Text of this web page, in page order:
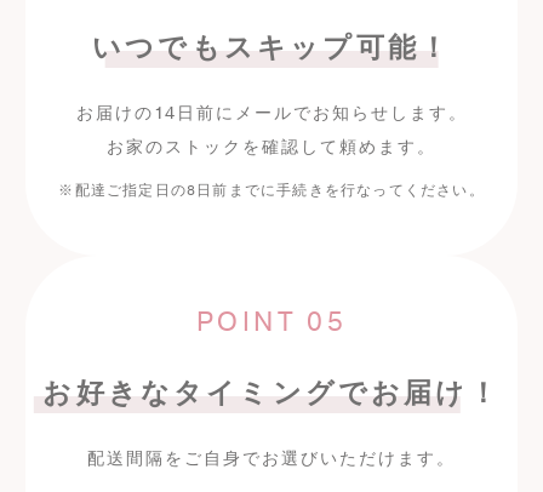
いつでもスキップ可能！
お届けの14 日前にメールでお知らせします。
お家のストックを確認して頼めます。
※ 配達ご指定日の8 日前までに手続きを行なってください。
POINT 05
お好きなタイミングでお届け！
配送間隔をご自身でお選びいただけます。